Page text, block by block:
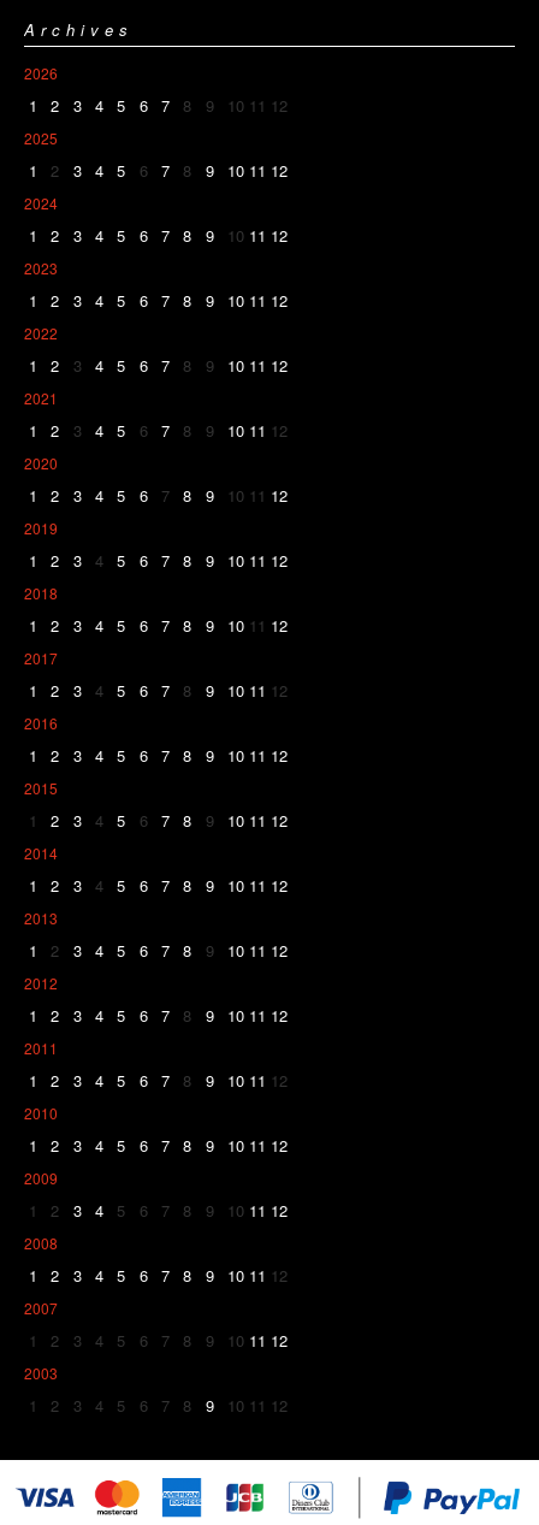
Archives
2026
1 2 3 4 5 6 7 8 9 10 11 12
2025
1 2 3 4 5 6 7 8 9 10 11 12
2024
1 2 3 4 5 6 7 8 9 10 11 12
2023
1 2 3 4 5 6 7 8 9 10 11 12
2022
1 2 3 4 5 6 7 8 9 10 11 12
2021
1 2 3 4 5 6 7 8 9 10 11 12
2020
1 2 3 4 5 6 7 8 9 10 11 12
2019
1 2 3 4 5 6 7 8 9 10 11 12
2018
1 2 3 4 5 6 7 8 9 10 11 12
2017
1 2 3 4 5 6 7 8 9 10 11 12
2016
1 2 3 4 5 6 7 8 9 10 11 12
2015
1 2 3 4 5 6 7 8 9 10 11 12
2014
1 2 3 4 5 6 7 8 9 10 11 12
2013
1 2 3 4 5 6 7 8 9 10 11 12
2012
1 2 3 4 5 6 7 8 9 10 11 12
2011
1 2 3 4 5 6 7 8 9 10 11 12
2010
1 2 3 4 5 6 7 8 9 10 11 12
2009
1 2 3 4 5 6 7 8 9 10 11 12
2008
1 2 3 4 5 6 7 8 9 10 11 12
2007
1 2 3 4 5 6 7 8 9 10 11 12
2003
1 2 3 4 5 6 7 8 9 10 11 12